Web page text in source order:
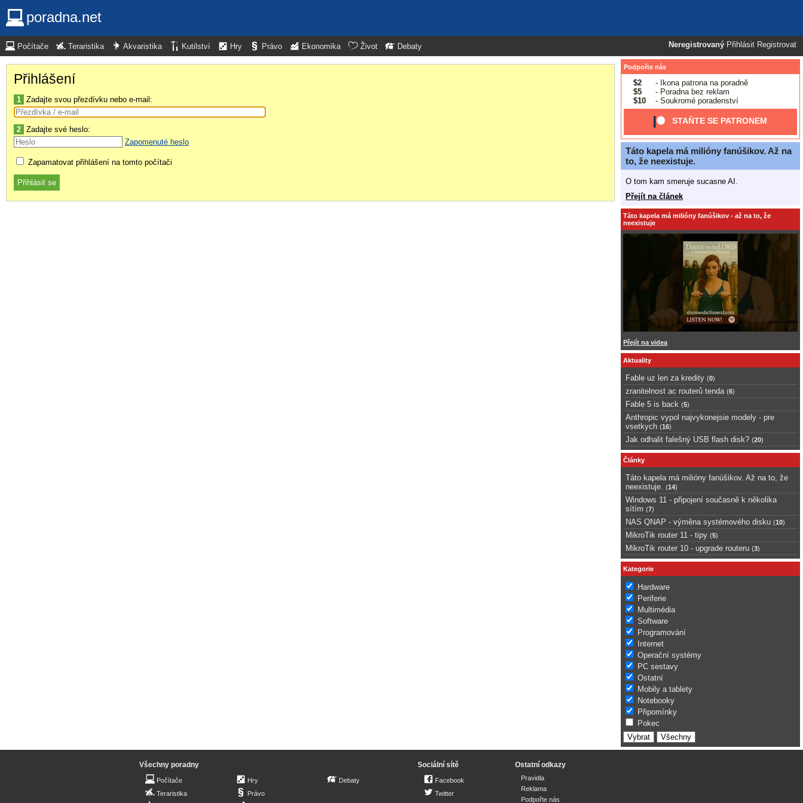
poradna.net
Neregistrovaný Přihlásit Registrovat
Počítače Teraristika Akvaristika Kutilství Hry Právo Ekonomika Život Debaty
Přihlášení
1 Zadajte svou přezdívku nebo e-mail:
2 Zadajte své heslo:
Zapomenuté heslo
Zapamatovat přihlášení na tomto počítači
Podpořte nás
$2
- Ikona patrona na poradně
$5
- Poradna bez reklam
$10
- Soukromé poradenství
STAŇTE SE PATRONEM
Táto kapela má milióny fanúšikov. Až na
to, že neexistuje.
O tom kam smeruje sucasne AI.
Přejít na článek
Táto kapela má milióny fanúšikov - až na to, že
neexistuje
Přejít na videa
Aktuality
Fable uz len za kredity (0)
zranitelnost ac routerů tenda (6)
Fable 5 is back (5)
Anthropic vypol najvykonejsie modely - pre
vsetkych (16)
Jak odhalit falešný USB flash disk? (20)
Články
Táto kapela má milióny fanúšikov. Až na to, že
neexistuje.
(14)
Windows 11 - připojení současně k několika
sítím (7)
NAS QNAP - výměna systémového disku (10)
MikroTik router 11 - tipy (5)
MikroTik router 10 - upgrade routeru (3)
Kategorie
Hardware
Periferie
Multimédia
Software
Programování
Internet
Operační systémy
PC sestavy
Ostatní
Mobily a tablety
Notebooky
Připomínky
Pokec
Všechny poradny
Počítače
Teraristika
Hry
Právo
Debaty
Sociální sítě
Facebook
Twitter
Ostatní odkazy
Pravidla
Reklama
Podpořte nás